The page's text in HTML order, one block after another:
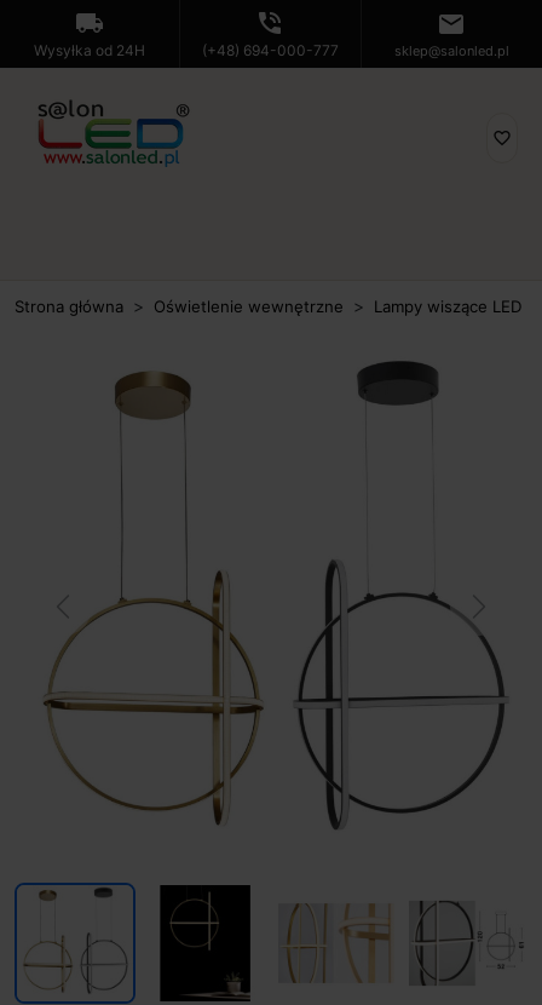
local_shipping
Wysyłka od 24H
phone_in_talk
(+48) 694-000-777
mail
sklep@salonled.pl
favorite_border
Strona główna Oświetlenie wewnętrzne Lampy wiszące LED
Previous